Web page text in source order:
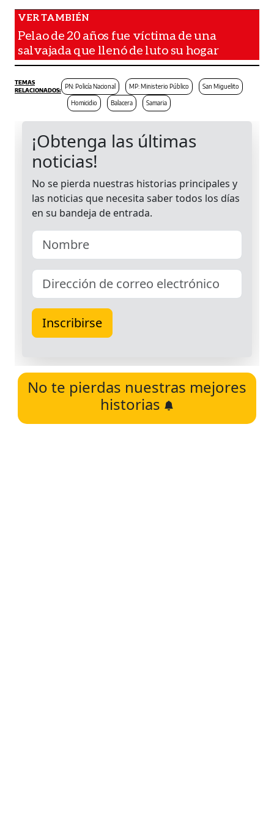
Pelao de 20 años fue víctima de una
salvajada que llenó de luto su hogar
PN: Policía Nacional MP: Ministerio Público San Miguelito
Homicidio Balacera Samaria
No te pierdas nuestras mejores
historias